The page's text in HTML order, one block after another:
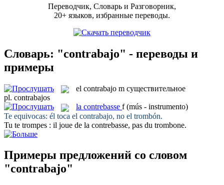
Переводчик, Словарь и Разговорник,
20+ языков, избранные переводы.
Словарь: "contrabajo" - переводы и
примеры
el contrabajo m существительное
pl. contrabajos
la contrebasse f (mús - instrumento)
Te equivocas: él toca el contrabajo, no el trombón.
Tu te trompes : il joue de la contrebasse, pas du trombone.
Примеры предложений со словом
"contrabajo"